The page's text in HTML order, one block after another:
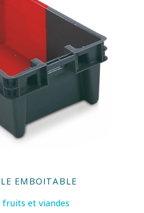
EMBOITABLE
et viandes